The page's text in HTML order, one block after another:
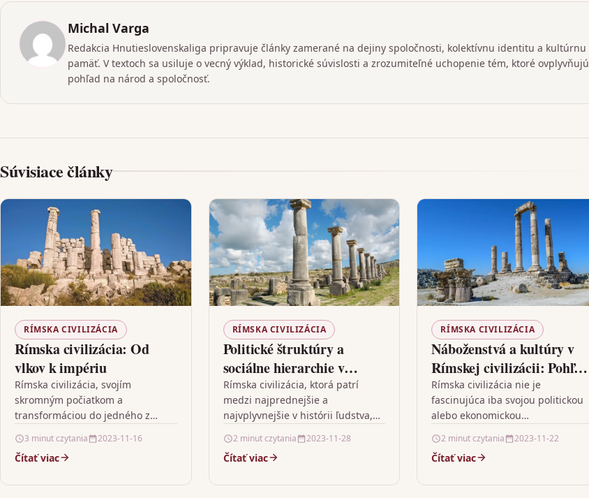
Michal Varga
Redakcia Hnutieslovenskaliga pripravuje články zamerané na dejiny spoločnosti, kolektívnu identitu a kultúrnu
pamäť. V textoch sa usiluje o vecný výklad, historické súvislosti a zrozumiteľné uchopenie tém, ktoré ovplyvňujú
pohľad na národ a spoločnosť.
Súvisiace články
RÍMSKA CIVILIZÁCIA
Rímska civilizácia: Od
vlkov k impériu
Rímska civilizácia, svojím
skromným počiatkom a
transformáciou do jedného z
ľudstva, výrazne ovplyvnila mnohé
oblasti života, vrátane kultúry,
3 minut czytania 2023-11-16
Čítať viac
RÍMSKA CIVILIZÁCIA
Politické štruktúry a
sociálne hierarchie v
Rímskej civilizácii
Rímska civilizácia, ktorá patrí
medzi najprednejšie a
najvplyvnejšie v histórii ľudstva,
výskumu najmä v kontexte jej
politických štruktúr a sociálnej
2 minut czytania 2023-11-28
Čítať viac
RÍMSKA CIVILIZÁCIA
Náboženstvá a kultúry v
Rímskej civilizácii: Pohľad
do hlbokých koreňov
Rímska civilizácia nie je
fascinujúca iba svojou politickou
alebo ekonomickou
jedinečnou túžbou po začlenení
rôznych kultúr a náboženských
2 minut czytania 2023-11-22
Čítať viac